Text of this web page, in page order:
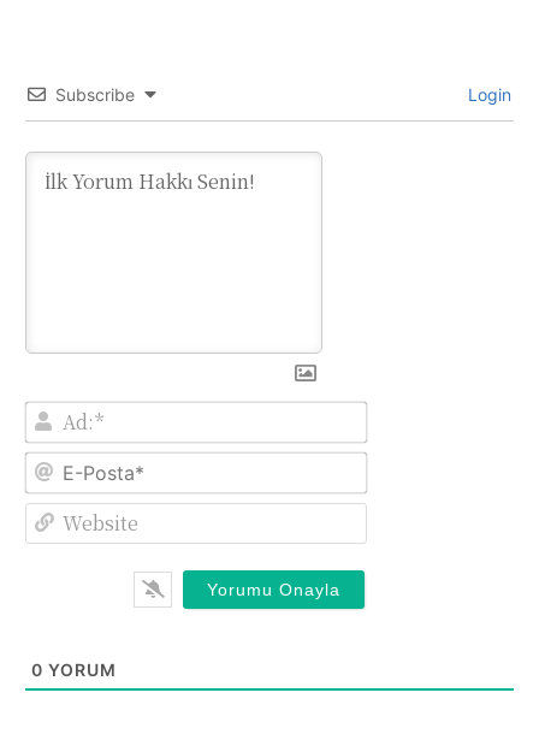
Subscribe Login
Ad:*
E-
0 YORUM